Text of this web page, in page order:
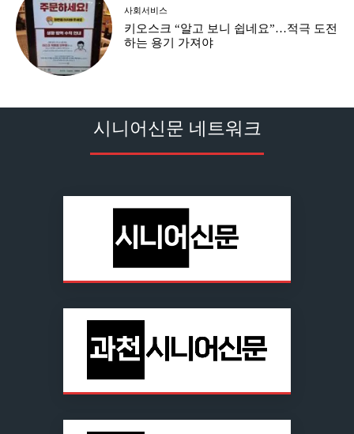
사회서비스
키오스크 “알고 보니 쉽네요”…적극 도전
하는 용기 가져야
시니어신문 네트워크